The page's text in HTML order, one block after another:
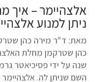
אלצהיימר – איך
ניתן למנוע